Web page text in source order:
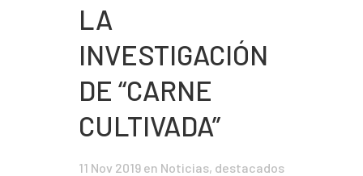
LA
INVESTIGACIÓN
DE “CARNE
CULTIVADA”
11 Nov 2019 en Noticias, destacados